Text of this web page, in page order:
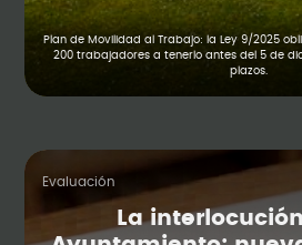
Plan de Movilidad al Trabajo: la Ley 9/2025
200 trabajadores a tenerlo antes del 5 de
plazos.
Evaluación
La